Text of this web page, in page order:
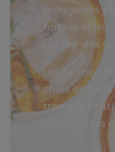
incroyables
finesse et
réaliser des
Les barmen
chics de Paris
trompés et
nombreuses